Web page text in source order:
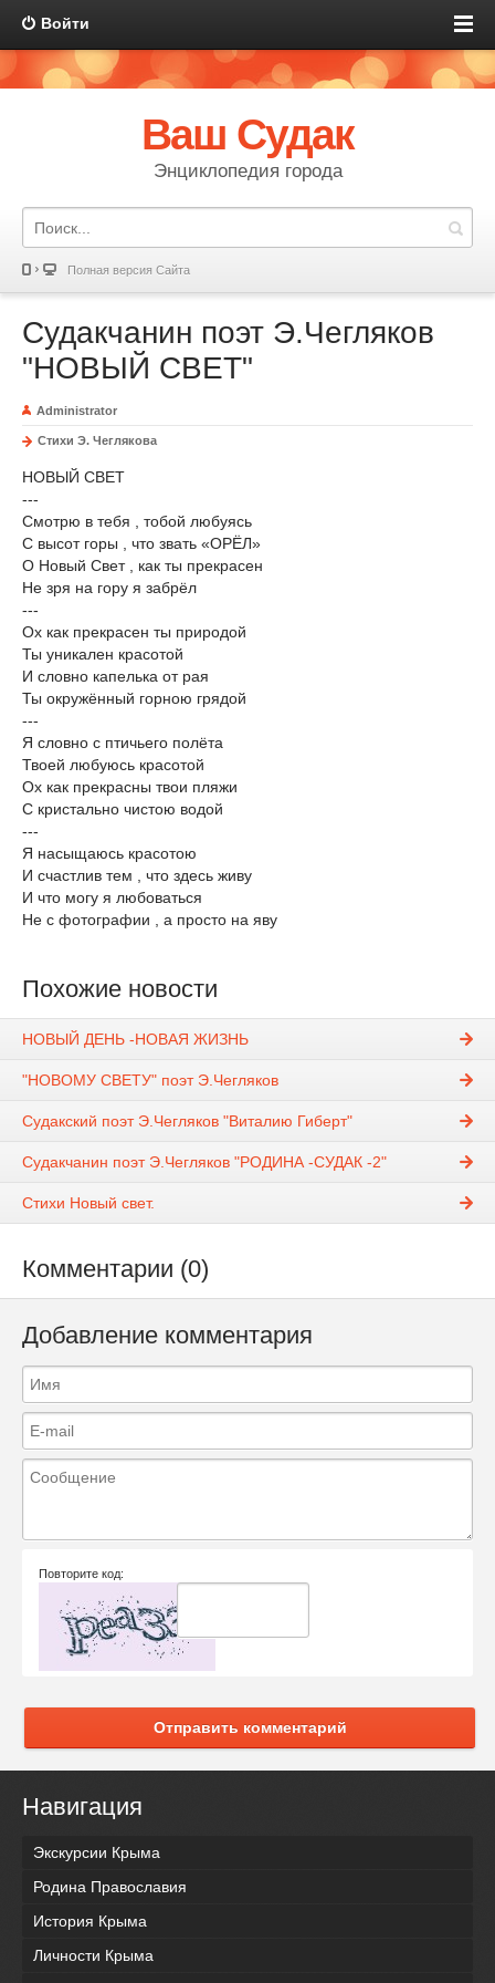
Войти
Ваш Судак
Энциклопедия города
Полная версия Сайта
Судакчанин поэт Э.Чегляков
"НОВЫЙ СВЕТ"
Administrator
Стихи Э. Чеглякова
НОВЫЙ СВЕТ
---
Смотрю в тебя , тобой любуясь
С высот горы , что звать «ОРЁЛ»
О Новый Свет , как ты прекрасен
Не зря на гору я забрёл
---
Ох как прекрасен ты природой
Ты уникален красотой
И словно капелька от рая
Ты окружённый горною грядой
---
Я словно с птичьего полёта
Твоей любуюсь красотой
Ох как прекрасны твои пляжи
С кристально чистою водой
---
Я насыщаюсь красотою
И счастлив тем , что здесь живу
И что могу я любоваться
Не с фотографии , а просто на яву
Похожие новости
НОВЫЙ ДЕНЬ -НОВАЯ ЖИЗНЬ
"НОВОМУ СВЕТУ" поэт Э.Чегляков
Судакский поэт Э.Чегляков "Виталию Гиберт"
Судакчанин поэт Э.Чегляков "РОДИНА -СУДАК -2"
Стихи Новый свет.
Комментарии (0)
Добавление комментария
Повторите код:
Отправить комментарий
Навигация
Экскурсии Крыма
Родина Православия
История Крыма
Личности Крыма